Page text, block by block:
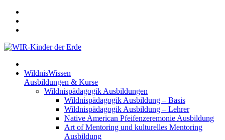
WildnisWissen
Ausbildungen & Kurse
Wildnispädagogik Ausbildungen
Wildnispädagogik Ausbildung – Basis
Wildnispädagogik Ausbildung – Lehrer
Native American Pfeifenzeremonie Ausbildung
Art of Mentoring und kulturelles Mentoring
Ausbildung